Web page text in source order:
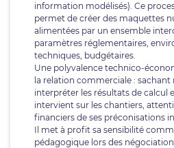
information modélisés). Ce
permet de créer des maquettes
alimentées par un ensemble
paramètres réglementaires,
techniques, budgétaires.
Une polyvalence technico-
la relation commerciale :
interpréter les résultats de calcul
intervient sur les chantiers,
financiers de ses préconisations
Il met à profit sa sensibilité
pédagogique lors des